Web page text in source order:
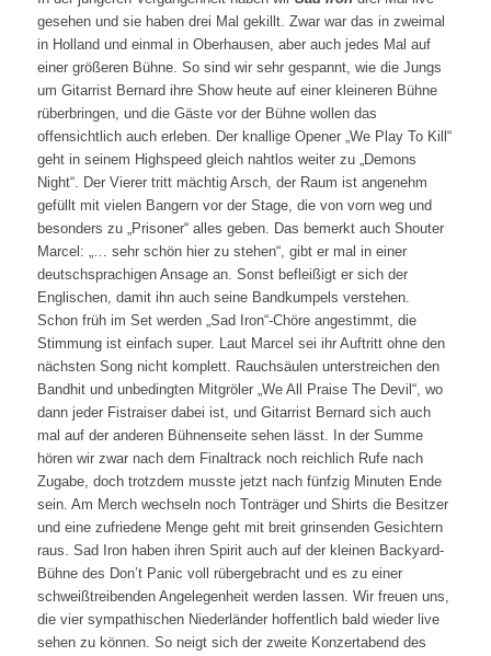
gesehen und sie haben drei Mal gekillt. Zwar war das in zweimal
in Holland und einmal in Oberhausen, aber auch jedes Mal auf
einer größeren Bühne. So sind wir sehr gespannt, wie die Jungs
um Gitarrist Bernard ihre Show heute auf einer kleineren Bühne
rüberbringen, und die Gäste vor der Bühne wollen das
offensichtlich auch erleben. Der knallige Opener „We Play To Kill“
geht in seinem Highspeed gleich nahtlos weiter zu „Demons
Night“. Der Vierer tritt mächtig Arsch, der Raum ist angenehm
gefüllt mit vielen Bangern vor der Stage, die von vorn weg und
besonders zu „Prisoner“ alles geben. Das bemerkt auch Shouter
Marcel: „… sehr schön hier zu stehen“, gibt er mal in einer
deutschsprachigen Ansage an. Sonst befleißigt er sich der
Englischen, damit ihn auch seine Bandkumpels verstehen.
Schon früh im Set werden „Sad Iron“-Chöre angestimmt, die
Stimmung ist einfach super. Laut Marcel sei ihr Auftritt ohne den
nächsten Song nicht komplett. Rauchsäulen unterstreichen den
Bandhit und unbedingten Mitgröler „We All Praise The Devil“, wo
dann jeder Fistraiser dabei ist, und Gitarrist Bernard sich auch
mal auf der anderen Bühnenseite sehen lässt. In der Summe
hören wir zwar nach dem Finaltrack noch reichlich Rufe nach
Zugabe, doch trotzdem musste jetzt nach fünfzig Minuten Ende
sein. Am Merch wechseln noch Tonträger und Shirts die Besitzer
und eine zufriedene Menge geht mit breit grinsenden Gesichtern
raus. Sad Iron haben ihren Spirit auch auf der kleinen Backyard-
Bühne des Don’t Panic voll rübergebracht und es zu einer
schweißtreibenden Angelegenheit werden lassen. Wir freuen uns,
die vier sympathischen Niederländer hoffentlich bald wieder live
sehen zu können. So neigt sich der zweite Konzertabend des